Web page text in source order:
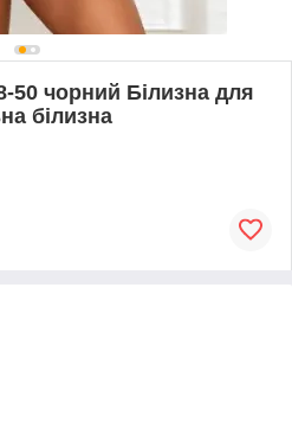
50 чорний Білизна для
білизна